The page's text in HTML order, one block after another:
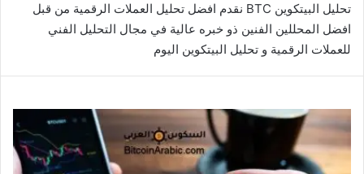
تحليل البيتكوين BTC نقدم افضل تحليل العملات الرقمية من قبل
افضل المحللين الفنين ذو خبره عالية في مجال التحليل الفني
للعملات الرقمية و تحليل البيتكوين اليوم